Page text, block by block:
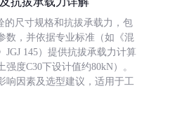
的尺寸规格和抗拔承载力，包
数，并依据专业标准（如《混
145）提供抗拔承载力计算
度C30下设计值约80kN）。
响因素及选型建议，适用于工